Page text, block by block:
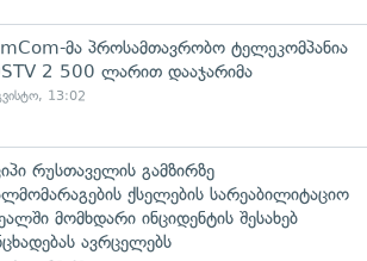
მა პროსამთავრობო ტელეკომპანია
2 500 ლარით დააჯარიმა
13:02
რუსთაველის გამზირზე
ქსელების სარეაბილიტაციო
მომხდარი ინციდენტის შესახებ
ავრცელებს